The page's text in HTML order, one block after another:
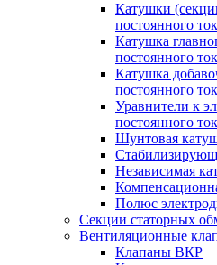
Катушки
постоянного
Катушка
постоянного
Катушка
постоянного
Уравнители к
постоянного
Шунтовая
Независимая
Полюс
Секции статорных
Вентиляционные
Клапаны ВКР